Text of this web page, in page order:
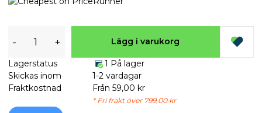
- + Lägg i varukorg
Lagerstatus
1 På lager
Skickas inom
1-2 vardagar
Fraktkostnad
Från 59,00 kr
* Fri frakt över 799,00 kr